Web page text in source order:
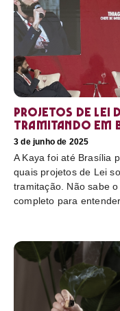
Projetos de Lei
tramitando em
3 de junho de 2025
A Kaya foi até Brasília
quais projetos de Lei
tramitação. Não sabe
completo para